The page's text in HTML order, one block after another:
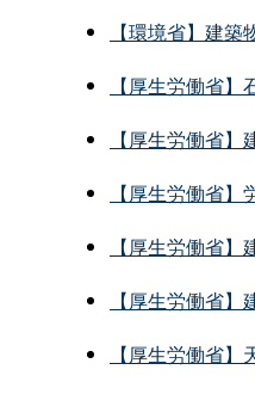
【環境省】建
【厚生労働省
【厚生労働省
【厚生労働省
【厚生労働省
【厚生労働省
【厚生労働省